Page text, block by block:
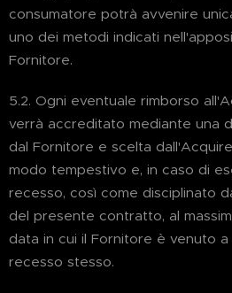
consumatore potrà avvenire
uno dei metodi indicati
Fornitore.
5.2. Ogni eventuale rimborso
verrà accreditato mediante una
dal Fornitore e scelta
modo tempestivo e, in caso di
recesso, così come disciplinato
del presente contratto, al
data in cui il Fornitore è venuto
recesso stesso.